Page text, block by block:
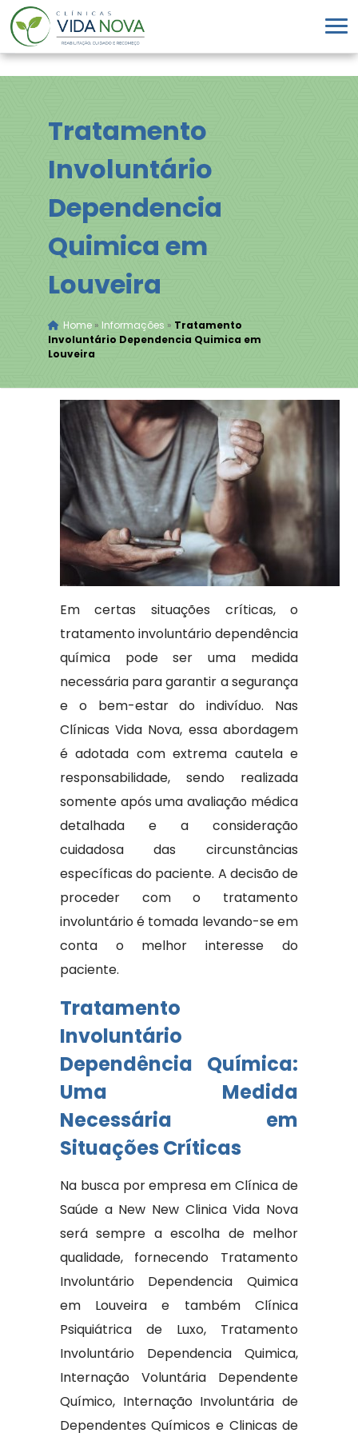
Tratamento
Involuntário
Dependencia
Quimica em
Louveira
Home» Informações » Tratamento
Involuntário Dependencia Quimica em
Louveira
Em certas situações críticas, o
tratamento involuntário dependência
química pode ser uma medida
necessária para garantir a segurança
e o bem-estar do indivíduo. Nas
Clínicas Vida Nova, essa abordagem
é adotada com extrema cautela e
responsabilidade, sendo realizada
somente após uma avaliação médica
detalhada e a consideração
cuidadosa das circunstâncias
específicas do paciente. A decisão de
proceder com o tratamento
involuntário é tomada levando-se em
conta o melhor interesse do
paciente.
Tratamento
Involuntário
Dependência Química:
Uma Medida
Necessária em
Situações Críticas
Na busca por empresa em Clínica de
Saúde a New New Clinica Vida Nova
será sempre a escolha de melhor
qualidade, fornecendo Tratamento
Involuntário Dependencia Quimica
em Louveira e também Clínica
Psiquiátrica de Luxo, Tratamento
Involuntário Dependencia Quimica,
Internação Voluntária Dependente
Químico, Internação Involuntária de
Dependentes Químicos e Clinicas de